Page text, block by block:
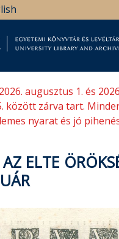
augusztus 1. és
között zárva tart.
nyarat és jó
ELTE